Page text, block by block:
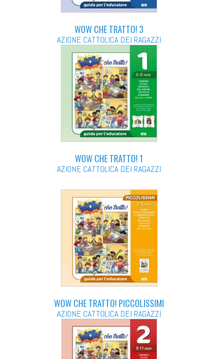
WOW CHE TRATTO! 3
AZIONE CATTOLICA DEI RAGAZZI
WOW CHE TRATTO! 1
AZIONE CATTOLICA DEI RAGAZZI
WOW CHE TRATTO! PICCOLISSIMI
AZIONE CATTOLICA DEI RAGAZZI